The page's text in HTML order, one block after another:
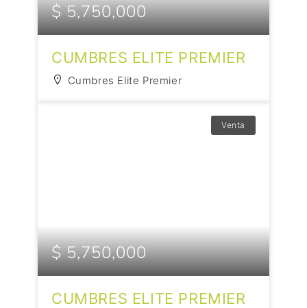
$ 5,750,000
CUMBRES ELITE PREMIER
Cumbres Elite Premier
Venta
$ 5,750,000
CUMBRES ELITE PREMIER